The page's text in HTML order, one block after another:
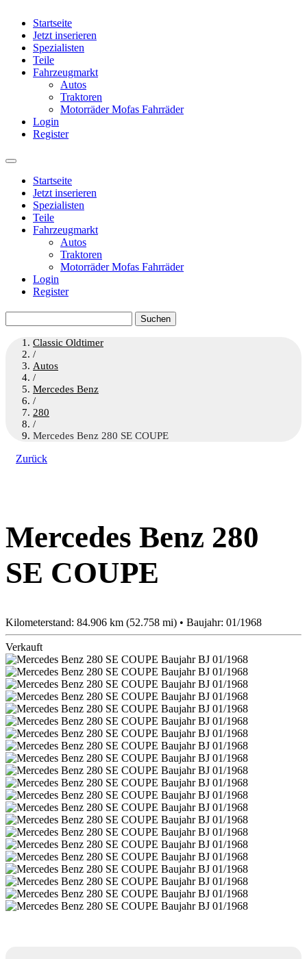
Startseite
Jetzt inserieren
Spezialisten
Teile
Fahrzeugmarkt
Autos
Traktoren
Motorräder Mofas Fahrräder
Login
Register
Startseite
Jetzt inserieren
Spezialisten
Teile
Fahrzeugmarkt
Autos
Traktoren
Motorräder Mofas Fahrräder
Login
Register
nach:
Classic Oldtimer
/
Autos
/
Mercedes Benz
/
280
/
Mercedes Benz 280 SE COUPE
Zurück
Mercedes Benz 280
SE COUPE
Kilometerstand: 84.906 km (52.758 mi) • Baujahr: 01/1968
Verkauft